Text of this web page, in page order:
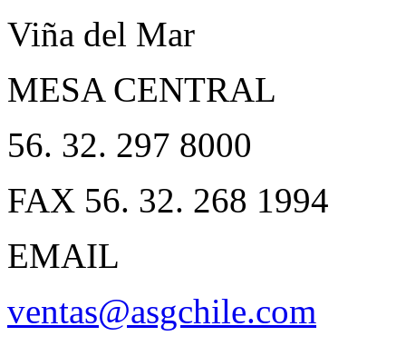
Viña del Mar
MESA CENTRAL
56. 32. 297 8000
FAX 56. 32. 268 1994
EMAIL
ventas@asgchile.com